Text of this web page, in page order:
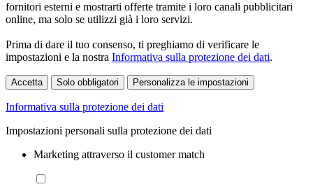
fornitori esterni e mostrarti offerte tramite i loro canali pubblicitari
online, ma solo se utilizzi già i loro servizi.
Prima di dare il tuo consenso, ti preghiamo di verificare le
impostazioni e la nostra Informativa sulla protezione dei dati.
Accetta Solo obbligatori Personalizza le impostazioni
Informativa sulla protezione dei dati
Impostazioni personali sulla protezione dei dati
Marketing attraverso il customer match